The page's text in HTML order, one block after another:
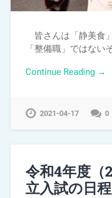
皆さんは「静美食
「整備職」ではない
Continue Reading →
2021-04-17 0
令和4年度（
立入試の日